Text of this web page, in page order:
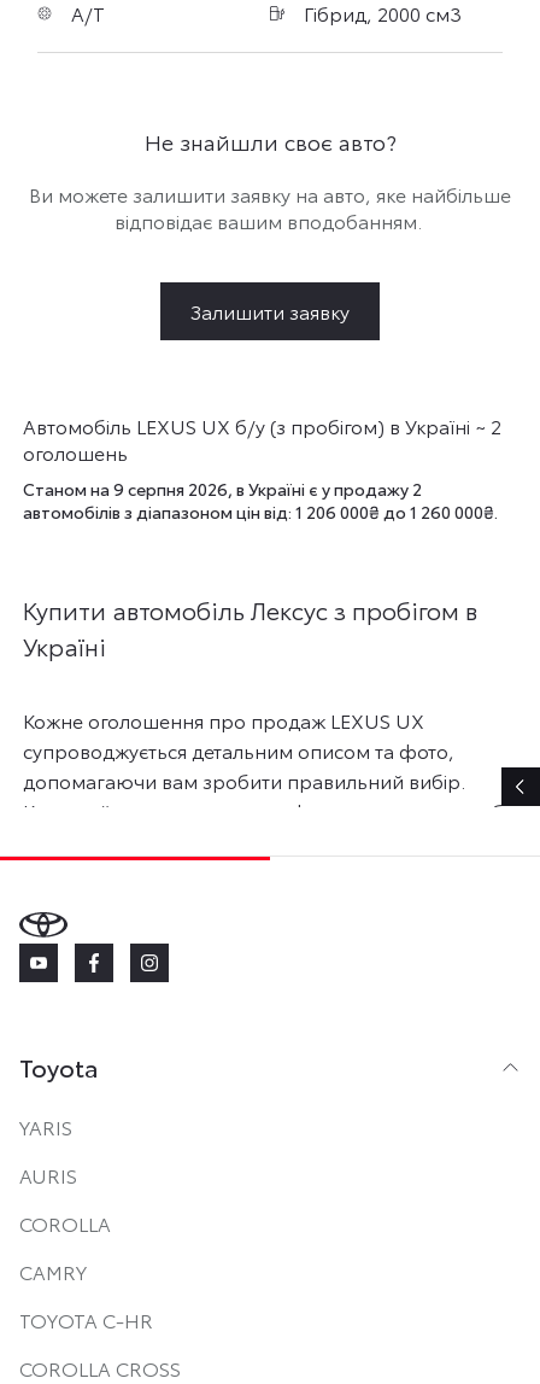
A/T
Гібрид, 2000 см3
Не знайшли своє авто?
Ви можете залишити заявку на авто, яке найбільше
відповідає вашим вподобанням.
Залишити заявку
Автомобіль LEXUS UX б/у (з пробігом) в Україні ~ 2
оголошень
Станом на 9 серпня 2026, в Україні є у продажу 2
автомобілів з діапазоном цін від: 1 206 000₴ до 1 260 000₴.
Купити автомобіль Лексус з пробігом в
Україні
Кожне оголошення про продаж LEXUS UX
супроводжується детальним описом та фото,
допомагаючи вам зробити правильний вибір.
Користуйтесь розширеною формою пошуку, щоб
Toyota
YARIS
AURIS
COROLLA
CAMRY
TOYOTA C-HR
COROLLA CROSS